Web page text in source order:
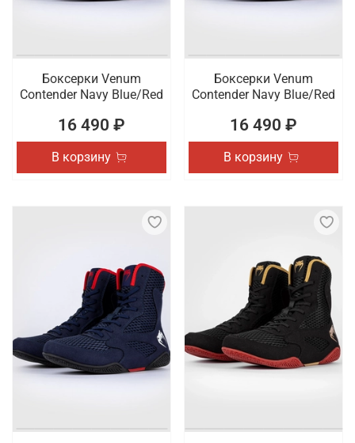
Боксерки Venum
Contender Navy Blue/Red
16 490 ₽
В корзину
Боксерки Venum
Contender Navy Blue/Red
16 490 ₽
В корзину